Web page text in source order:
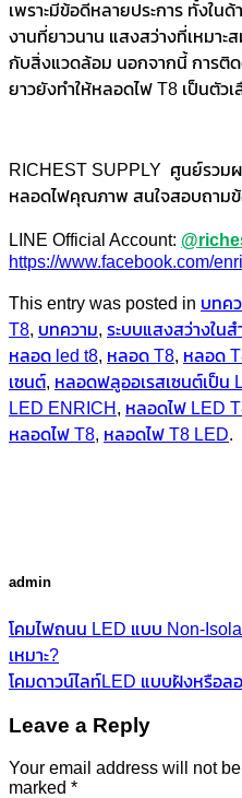
เพราะมีข้อดีหลายประการ ทั้งใน
งานที่ยาวนาน แสงสว่างที่เหมาะ
กับสิ่งแวดล้อม นอกจากนี้ การติด
ยาวยังทำให้หลอดไฟ T8 เป็นตัว
RICHEST SUPPLY ศูนย์รวม
หลอดไฟคุณภาพ สนใจสอบถาม
LINE Official Account:
https://www.facebook.com/
This entry was posted in บทค
T8, บทความ, ระบบแสงสว่างใน
หลอด led t8, หลอด T8, หลอด
เซนต์, หลอดฟลูออเรสเซนต์เป็น
LED ENRICH , หลอดไฟ LED
หลอดไฟ T8, หลอดไฟ T8 LED.
admin
โคมไฟถนน LED แบบ Non-
เหมาะ?
โคมดาวน์ไลท์LED แบบฝังหรือล
Leave a Reply
Your email address will not
marked *